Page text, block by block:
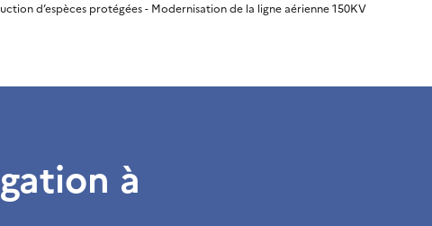
d’espèces protégées - Modernisation de la ligne aérienne 150KV
à